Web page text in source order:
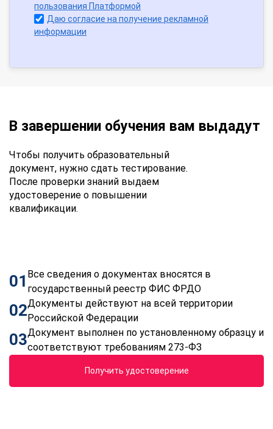
пользования Платформой
Даю согласие на получение рекламной
информации
В завершении обучения вам выдадут
Чтобы получить образовательный
документ, нужно сдать тестирование.
После проверки знаний выдаем
удостоверение о повышении
квалификации.
01 Все сведения о документах вносятся в
государственный реестр ФИС ФРДО
02Документы действуют на всей территории
Российской Федерации
03Документ выполнен по установленному образцу и
соответствуют требованиям 273-ФЗ
Получить удостоверение